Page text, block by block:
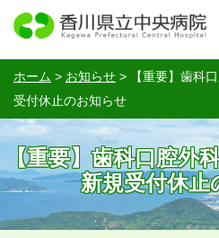
ホーム > お知らせ >
【重要】歯科
受付休止のお知らせ
【重要】歯科口腔外
新規受付休止